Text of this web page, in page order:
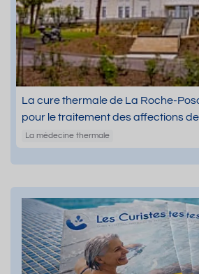
La cure thermale de La Roche-
pour le traitement des affections
La médecine thermale